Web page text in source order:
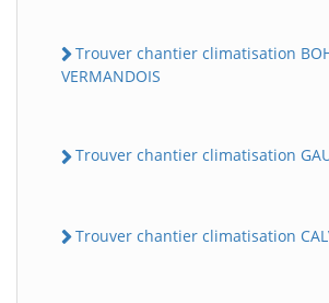
Trouver chantier climatisation
VERMANDOIS
Trouver chantier climatisation
Trouver chantier climatisation